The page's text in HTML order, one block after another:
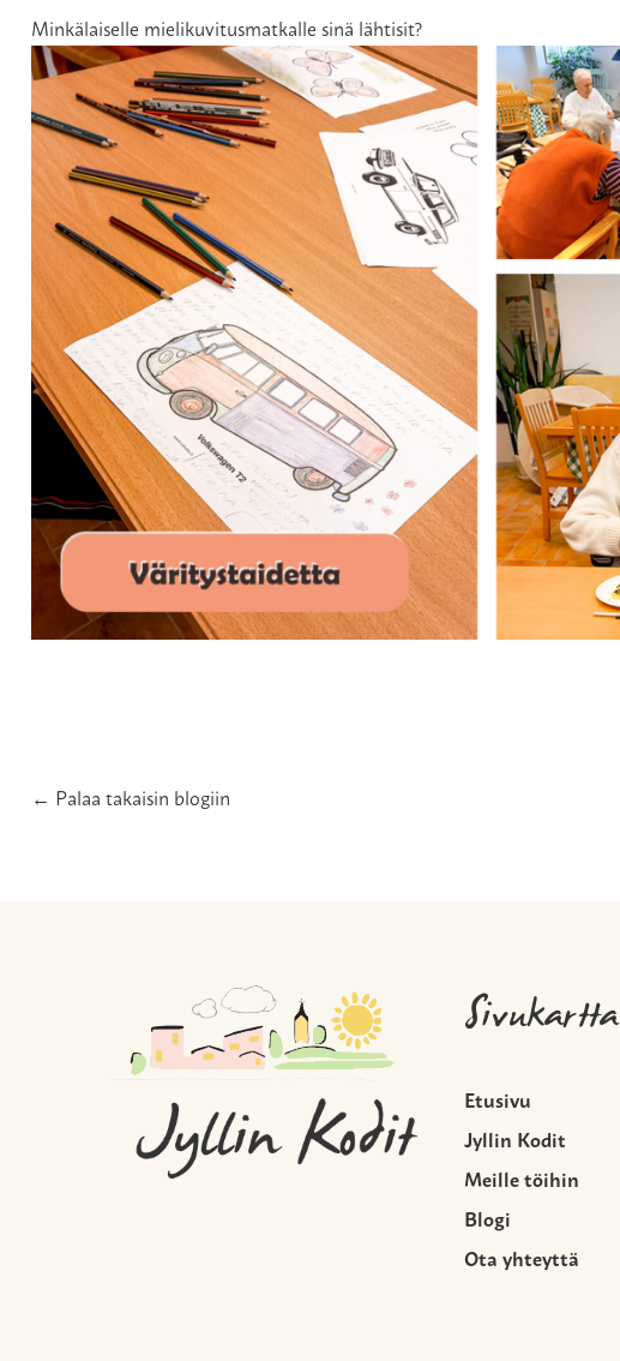
Minkälaiselle mielikuvitusmatkalle sinä lähtisit?
← Palaa takaisin blogiin
Sivukartta
Etusivu
Jyllin Kodit
Meille töihin
Blogi
Ota yhteyttä